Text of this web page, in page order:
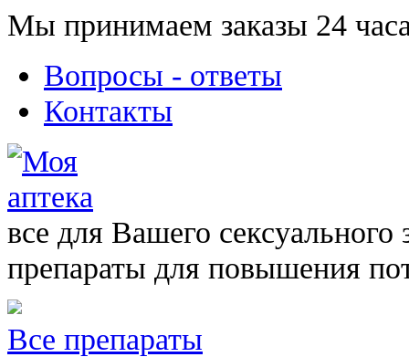
Мы принимаем заказы 24
Вопросы - ответы
Контакты
все для Вашего сексуального
препараты для повышения
Все препараты